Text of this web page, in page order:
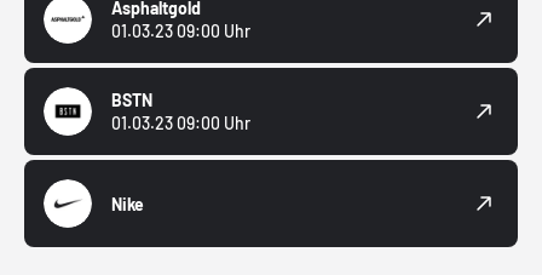
Asphaltgold
01.03.23 09:00 Uhr
BSTN
01.03.23 09:00 Uhr
Nike